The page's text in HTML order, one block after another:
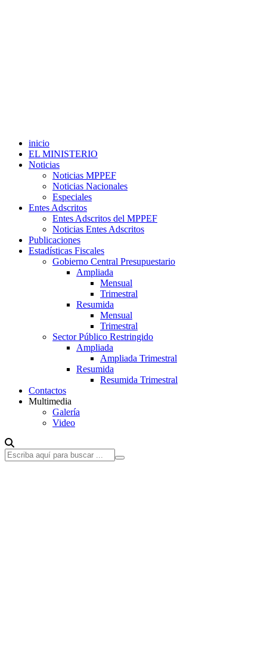
inicio
EL MINISTERIO
Noticias
Noticias MPPEF
Noticias Nacionales
Especiales
Entes Adscritos
Entes Adscritos del MPPEF
Noticias Entes Adscritos
Publicaciones
Estadísticas Fiscales
Gobierno Central Presupuestario
Ampliada
Mensual
Trimestral
Resumida
Mensual
Trimestral
Sector Público Restringido
Ampliada
Ampliada Trimestral
Resumida
Resumida Trimestral
Contactos
Multimedia
Galería
Video